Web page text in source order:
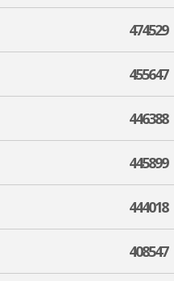
474529
455647
446388
445899
444018
408547